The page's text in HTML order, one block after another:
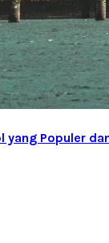
yang Populer